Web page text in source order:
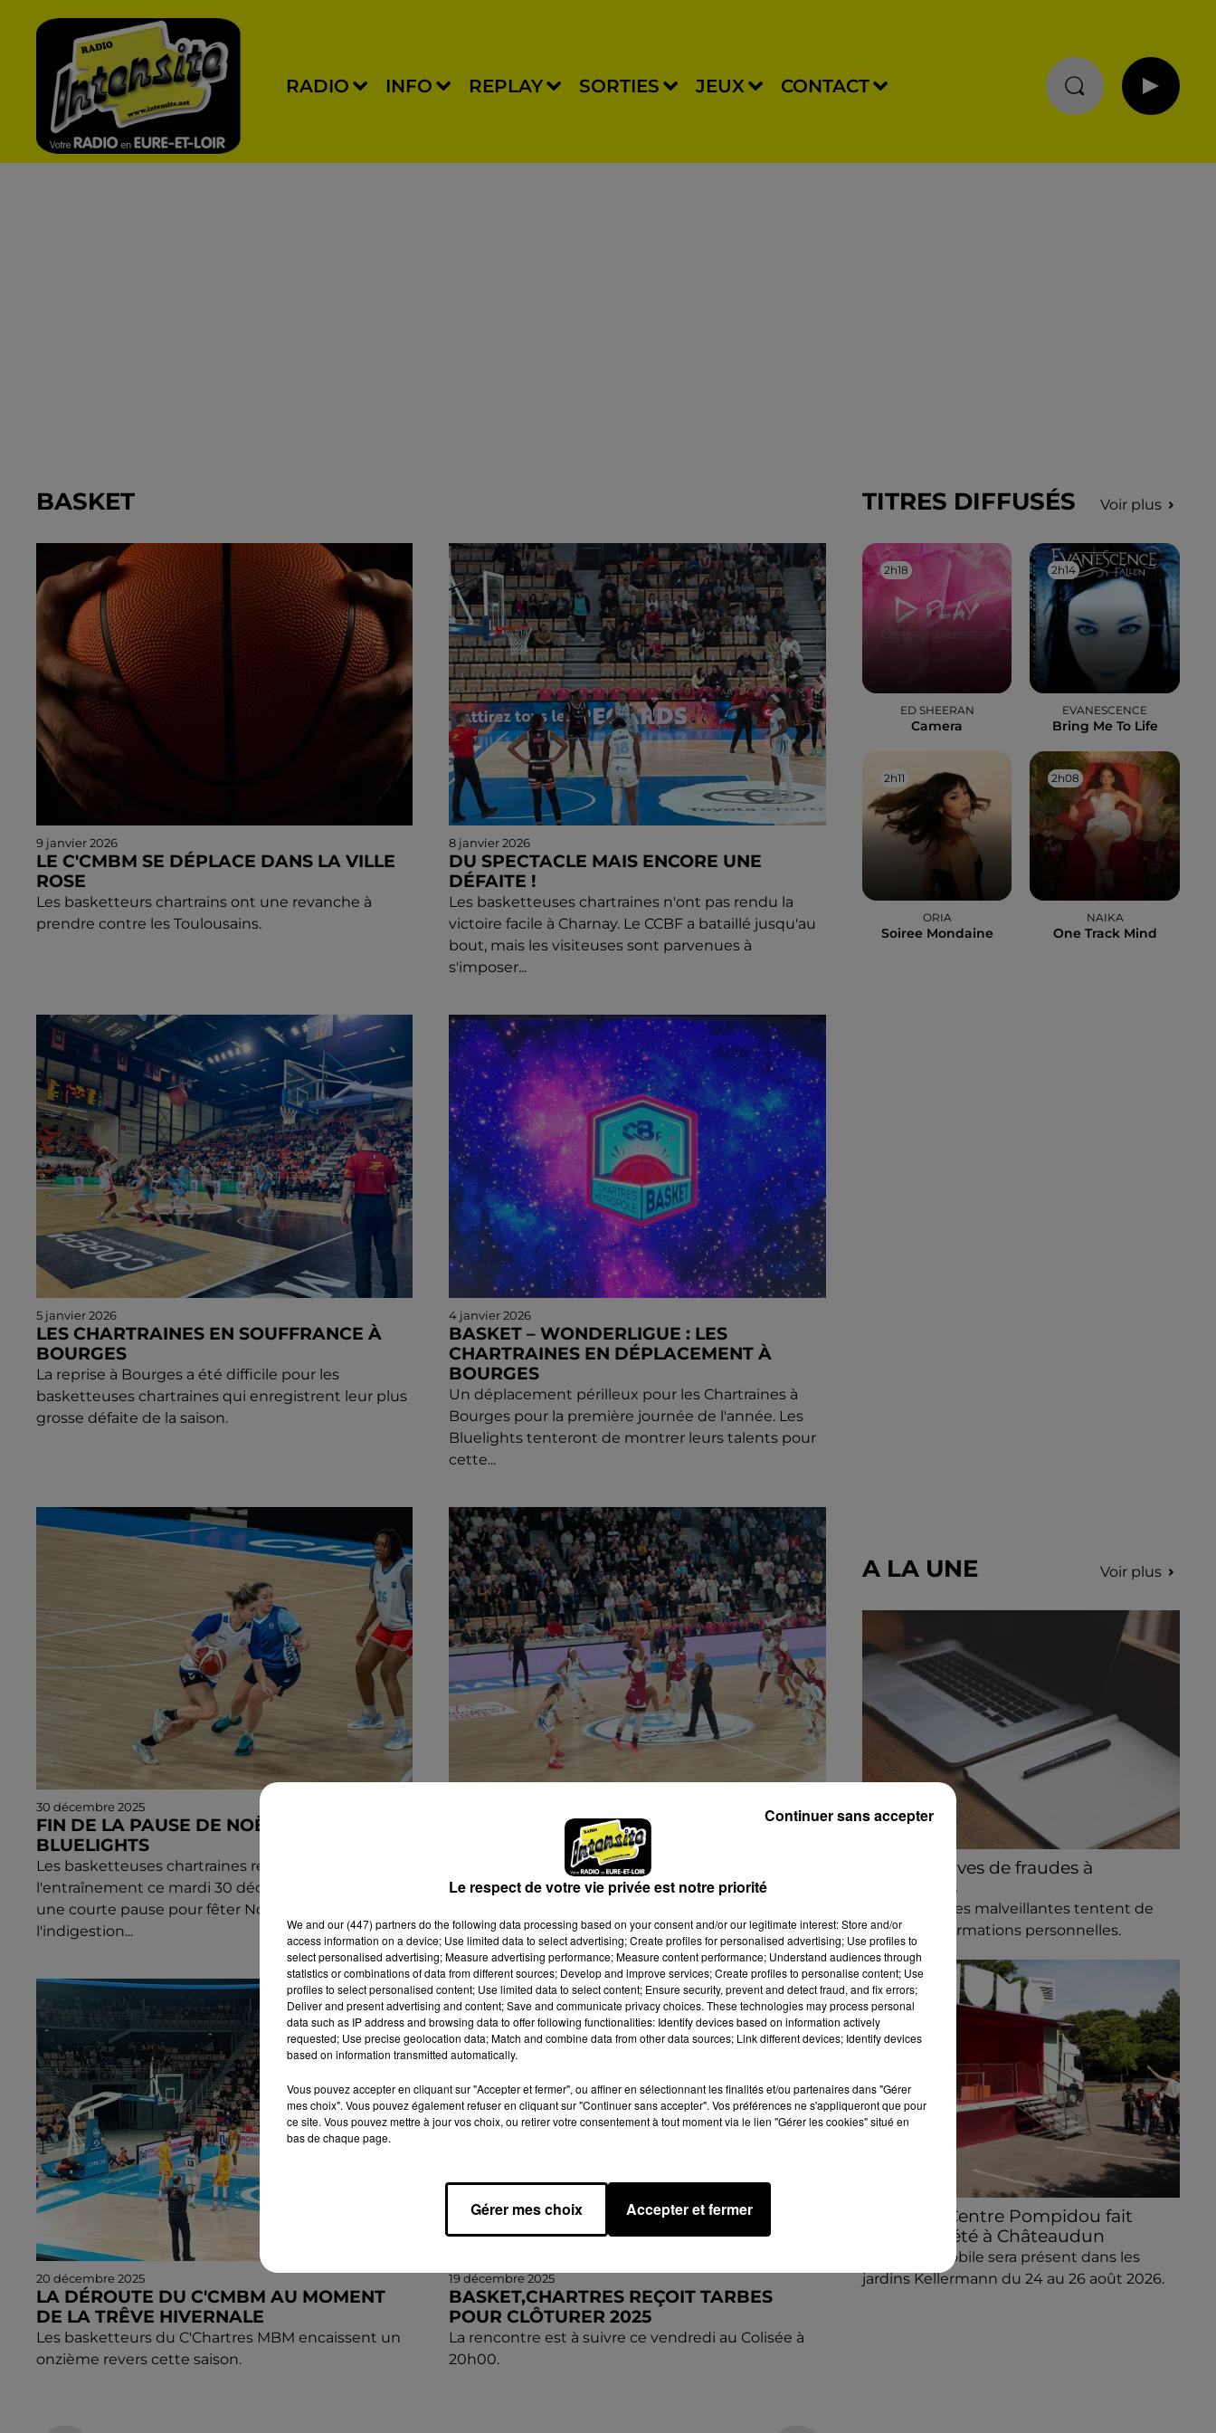
RADIO INFO REPLAY SORTIES JEUX CONTACT
BASKET
9 janvier 2026
LE C'CMBM SE DÉPLACE DANS LA VILLE
ROSE
Les basketteurs chartrains ont une revanche à
prendre contre les Toulousains.
8 janvier 2026
DU SPECTACLE MAIS ENCORE UNE
DÉFAITE !
Les basketteuses chartraines n'ont pas rendu la
victoire facile à Charnay. Le CCBF a bataillé jusqu'au
bout, mais les visiteuses sont parvenues à
s'imposer...
5 janvier 2026
LES CHARTRAINES EN SOUFFRANCE À
BOURGES
La reprise à Bourges a été difficile pour les
basketteuses chartraines qui enregistrent leur plus
grosse défaite de la saison.
4 janvier 2026
BASKET – WONDERLIGUE : LES
CHARTRAINES EN DÉPLACEMENT À
BOURGES
Un déplacement périlleux pour les Chartraines à
Bourges pour la première journée de l'année. Les
Bluelights tenteront de montrer leurs talents pour
cette...
30 décembre 2025
FIN DE LA PAUSE DE NOËL POUR LES
BLUELIGHTS
Les basketteuses chartraines reprennent
l'entraînement ce mardi 30 décembre 2025, après
une courte pause pour fêter Noël. L'objectif : éviter
l'indigestion...
UN RÉVEIL TROP TARDIF POUR LES
BASKETTEUSES CHARTRAINES
Le CCMBF était opposé à La Roche-Vendée
dimanche au Colisée pour clôturer l'année.
20 décembre 2025
LA DÉROUTE DU C'CMBM AU MOMENT
DE LA TRÊVE HIVERNALE
Les basketteurs du C'Chartres MBM encaissent un
onzième revers cette saison.
19 décembre 2025
BASKET,CHARTRES REÇOIT TARBES
POUR CLÔTURER 2025
La rencontre est à suivre ce vendredi au Colisée à
20h00.
TITRES DIFFUSÉS Voir plus
2h18
2h18
ED SHEERAN
Camera
2h14
2h14
EVANESCENCE
Bring Me To Life
2h11
2h11
ORIA
Soiree Mondaine
2h08
2h08
NAIKA
One Track Mind
A LA UNE Voir plus
Des tentatives de fraudes à
Mainvilliers
Des personnes malveillantes tentent de
voler vos informations personnelles.
Le MuMo Centre Pompidou fait
escale cet été à Châteaudun
Le Musée Mobile sera présent dans les
jardins Kellermann du 24 au 26 août 2026.
Le respect de votre vie privée est notre priorité
We and our (447) partnersdo the following data processing based on your consent and/or our legitimate interest: Store and/or
access information on a device; Use limited data to select advertising; Create profiles for personalised advertising; Use profiles to
select personalised advertising; Measure advertising performance; Measure content performance; Understand audiences through
statistics or combinations of data from different sources; Develop and improve services; Create profiles to personalise content; Use
profiles to select personalised content; Use limited data to select content; Ensure security, prevent and detect fraud, and fix errors;
Deliver and present advertising and content; Save and communicate privacy choices. These technologies may process personal
data such as IP address and browsing data to offer following functionalities: Identify devices based on information actively
requested; Use precise geolocation data; Match and combine data from other data sources; Link different devices; Identify devices
based on information transmitted automatically.
Vous pouvez accepter en cliquant sur "Accepter et fermer", ou affiner en sélectionnant les finalités et/ou partenaires dans "Gérer
mes choix". Vous pouvez également refuser en cliquant sur "Continuer sans accepter". Vos préférences ne s'appliqueront que pour
ce site. Vous pouvez mettre à jour vos choix, ou retirer votre consentement à tout moment via le lien "Gérer les cookies" situé en
bas de chaque page.
Gérer mes choix Accepter et fermer
Continuer sans accepter